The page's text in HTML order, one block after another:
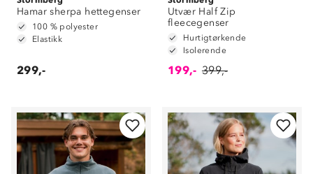
Hamar sherpa hettegenser
100 % polyester
Elastikk
299,-
Utvær Half Zip
fleecegenser
Hurtigtørkende
Isolerende
199,- 399,-